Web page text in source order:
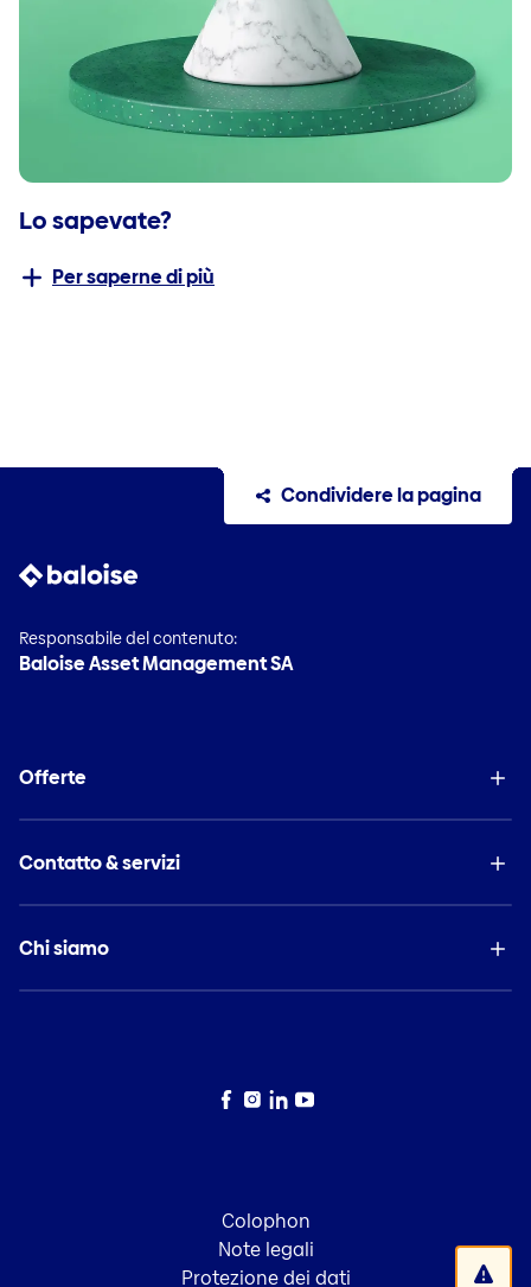
Lo sapevate?
Per saperne di più
Condividere la pagina
Responsabile del contenuto:
Baloise Asset Management SA
Offerte
Contatto & servizi
Chi siamo
Facebook
Instagram
LinkedIn
YouTube
Colophon
Note legali
Protezione dei dati